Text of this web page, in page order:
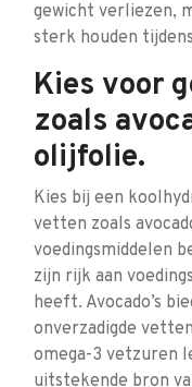
gewicht verliezen,
sterk houden
Kies voor
zoals
olijfolie.
Kies bij een
vetten zoals
voedingsmiddelen
zijn rijk aan
heeft. Avocado’s
onverzadigde
omega-3 vetzuren
uitstekende bron